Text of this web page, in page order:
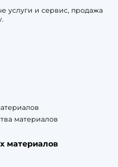
услуги и сервис, продажа
материалов
материалов